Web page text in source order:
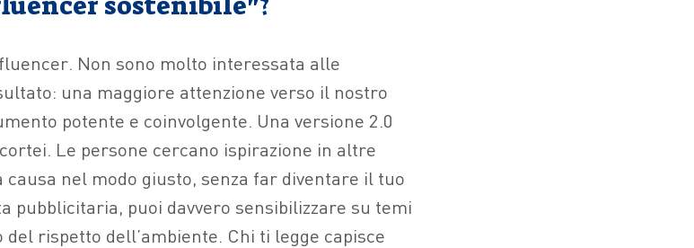
Non sono molto interessata alle
una maggiore attenzione verso il nostro
potente e coinvolgente. Una versione 2.0
Le persone cercano ispirazione in altre
causa nel modo giusto, senza far diventare il tuo
pubblicitaria, puoi davvero sensibilizzare su temi
rispetto dell’ambiente. Chi ti legge capisce